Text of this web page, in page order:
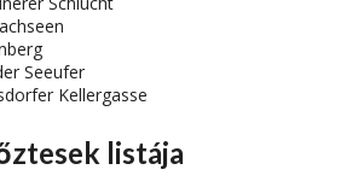
Seeufer
Kellergasse
listája